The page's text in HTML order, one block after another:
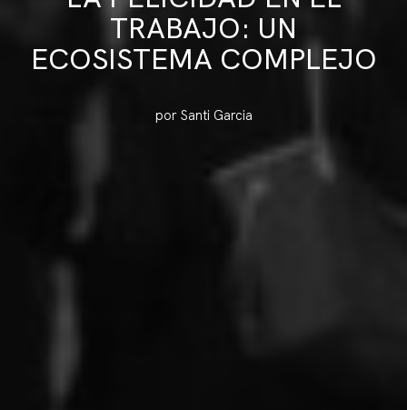
TRABAJO: UN
ECOSISTEMA COMPLEJO
por Santi Garcia